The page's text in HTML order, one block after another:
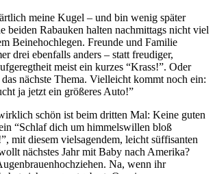
meine Kugel – und bin wenig später
beiden Rabauken halten nachmittags nicht viel
Beinehochlegen. Freunde und Familie
drei ebenfalls anders – statt freudiger,
meist ein kurzes “Krass!”. Oder
nächste Thema. Vielleicht kommt noch ein:
ja jetzt ein größeres Auto!”
schön ist beim dritten Mal: Keine guten
“Schlaf dich um himmelswillen bloß
mit diesem vielsagendem, leicht süffisanten
nächstes Jahr mit Baby nach Amerika?
Na, wenn ihr